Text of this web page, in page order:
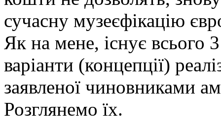
сучасну музеєфікацію
Як на мене, існує всього
варіанти (концепції)
заявленої чиновниками
Розглянемо їх.